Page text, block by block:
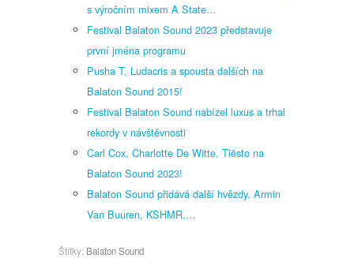
s výročním mixem A State…
Festival Balaton Sound 2023 představuje
první jména programu
Pusha T, Ludacris a spousta dalších na
Balaton Sound 2015!
Festival Balaton Sound nabízel luxus a trhal
rekordy v návštěvnosti
Carl Cox, Charlotte De Witte, Tiësto na
Balaton Sound 2023!
Balaton Sound přidává další hvězdy. Armin
Van Buuren, KSHMR,…
Štítky: Balaton Sound